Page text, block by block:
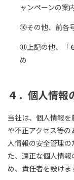
ャンペーンの案
⑩その他、前各
⑪上記の他、「
め
４． 個人情報
当社は、個人情報
や不正アクセス等
人情報の安全管理
た、適正な個人情
め、責任者を設けま